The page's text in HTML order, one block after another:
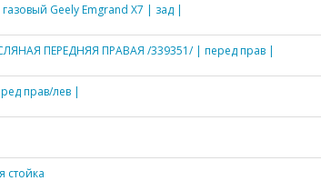
Geely Emgrand X7 | зад |
ПЕРЕДНЯЯ ПРАВАЯ /339351/ | перед прав |
прав/лев |
стойка